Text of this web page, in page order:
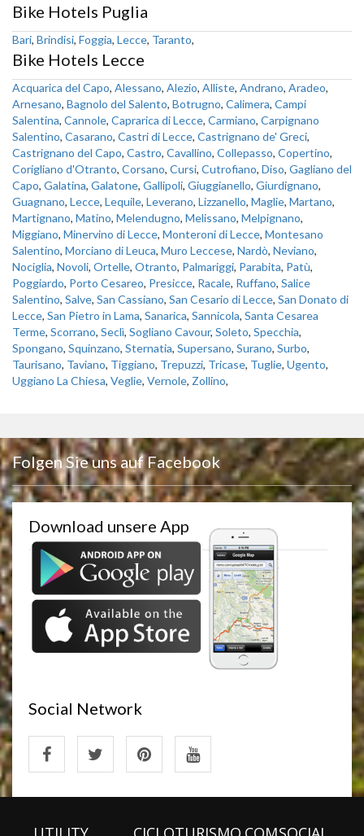
Bike Hotels Puglia
Bari, Brindisi, Foggia, Lecce, Taranto,
Bike Hotels Lecce
Acquarica del Capo, Alessano, Alezio, Alliste, Andrano, Aradeo,
Arnesano, Bagnolo del Salento, Botrugno, Calimera, Campi
Salentina, Cannole, Caprarica di Lecce, Carmiano, Carpignano
Salentino, Casarano, Castri di Lecce, Castrignano de' Greci,
Castrignano del Capo, Castro, Cavallino, Collepasso, Copertino,
Corigliano d'Otranto, Corsano, Cursi, Cutrofiano, Diso, Gagliano del
Capo, Galatina, Galatone, Gallipoli, Giuggianello, Giurdignano,
Guagnano, Lecce, Lequile, Leverano, Lizzanello, Maglie, Martano,
Martignano, Matino, Melendugno, Melissano, Melpignano,
Miggiano, Minervino di Lecce, Monteroni di Lecce, Montesano
Salentino, Morciano di Leuca, Muro Leccese, Nardò, Neviano,
Nociglia, Novoli, Ortelle, Otranto, Palmariggi, Parabita, Patù,
Poggiardo, Porto Cesareo, Presicce, Racale, Ruffano, Salice
Salentino, Salve, San Cassiano, San Cesario di Lecce, San Donato di
Lecce, San Pietro in Lama, Sanarica, Sannicola, Santa Cesarea
Terme, Scorrano, Seclì, Sogliano Cavour, Soleto, Specchia,
Spongano, Squinzano, Sternatia, Supersano, Surano, Surbo,
Taurisano, Taviano, Tiggiano, Trepuzzi, Tricase, Tuglie, Ugento,
Uggiano La Chiesa, Veglie, Vernole, Zollino,
Folgen Sie uns auf Facebook
Download unsere App
Social Network